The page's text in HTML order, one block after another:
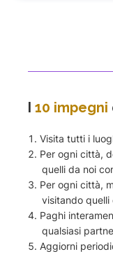
I 10 impegni
Visita tutti i
Per ogni città,
quelli da noi
Per ogni città,
visitando quelli
Paghi
qualsiasi
Aggiorni